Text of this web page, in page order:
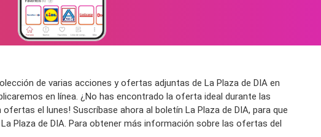
de varias acciones y ofertas adjuntas de La Plaza de DIA en
en línea. ¿No has encontrado la oferta ideal durante las
el lunes! Suscríbase ahora al boletín La Plaza de DIA, para que
Plaza de DIA. Para obtener más información sobre las ofertas del